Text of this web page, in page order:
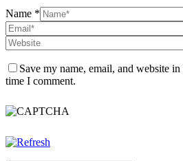
Name *
Save my name, email, and website
time I comment.